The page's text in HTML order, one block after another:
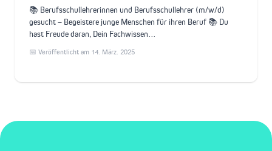
📚 Berufsschullehrerinnen und Berufsschullehrer (m/w/d)
gesucht – Begeistere junge Menschen für ihren Beruf 📚 Du
hast Freude daran, Dein Fachwissen…
📅 Veröffentlicht am 14. März. 2025